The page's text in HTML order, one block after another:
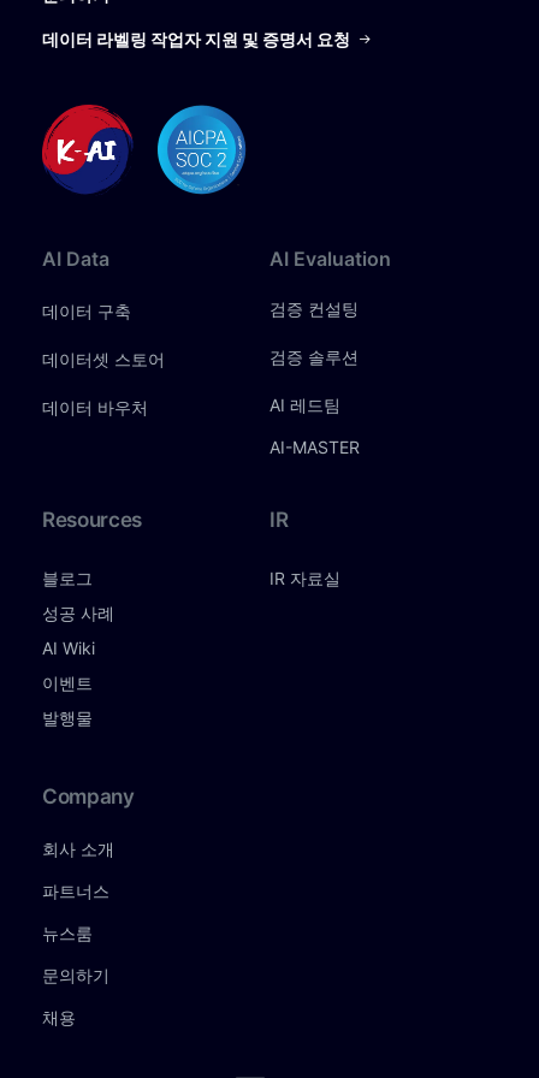
데이터 라벨링 작업자 지원 및 증명서 요청
AI Data
데이터 구축
데이터셋 스토어
데이터 바우처
AI Evaluation
검증 컨설팅
검증 솔루션
AI 레드팀
AI-MASTER
Resources
블로그
성공 사례
AI Wiki
이벤트
발행물
IR
IR 자료실
Company
회사 소개
파트너스
뉴스룸
문의하기
채용